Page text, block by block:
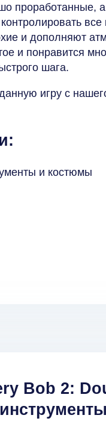
проработанные,
и дополняют
и понравится
шага.
игру с
и костюмы
Bob 2: